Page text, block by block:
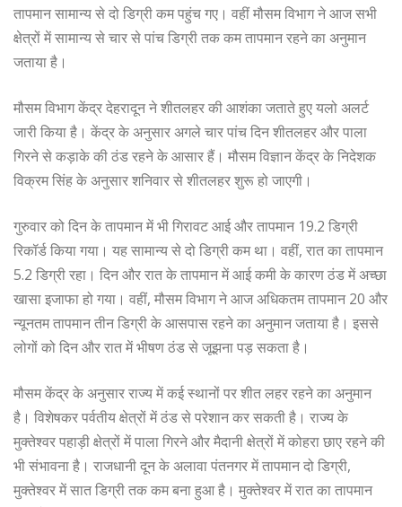
तापमान सामान्य से दो डिग्री कम पहुंच गए। वहीं मौसम विभाग ने आज सभी
क्षेत्रों में सामान्य से चार से पांच डिग्री तक कम तापमान रहने का अनुमान
जताया है।
मौसम विभाग केंद्र देहरादून ने शीतलहर की आशंका जताते हुए यलो अलर्ट
जारी किया है। केंद्र के अनुसार अगले चार पांच दिन शीतलहर और पाला
गिरने से कड़ाके की ठंड रहने के आसार हैं। मौसम विज्ञान केंद्र के निदेशक
विक्रम सिंह के अनुसार शनिवार से शीतलहर शुरू हो जाएगी।
गुरुवार को दिन के तापमान में भी गिरावट आई और तापमान 19.2 डिग्री
रिकॉर्ड किया गया। यह सामान्य से दो डिग्री कम था। वहीं, रात का तापमान
5.2 डिग्री रहा। दिन और रात के तापमान में आई कमी के कारण ठंड में अच्छा
खासा इजाफा हो गया। वहीं, मौसम विभाग ने आज अधिकतम तापमान 20 और
न्यूनतम तापमान तीन डिग्री के आसपास रहने का अनुमान जताया है। इससे
लोगों को दिन और रात में भीषण ठंड से जूझना पड़ सकता है।
मौसम केंद्र के अनुसार राज्य में कई स्थानों पर शीत लहर रहने का अनुमान
है। विशेषकर पर्वतीय क्षेत्रों में ठंड से परेशान कर सकती है। राज्य के
मुक्तेश्वर पहाड़ी क्षेत्रों में पाला गिरने और मैदानी क्षेत्रों में कोहरा छाए रहने की
भी संभावना है। राजधानी दून के अलावा पंतनगर में तापमान दो डिग्री,
मुक्तेश्वर में सात डिग्री तक कम बना हुआ है। मुक्तेश्वर में रात का तापमान